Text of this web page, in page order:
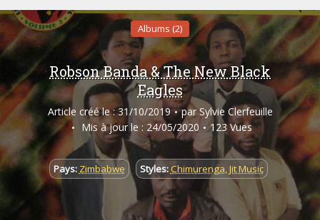
Albums (2)
Robson Banda & The New Black
Eagles
Article créé le : 31/10/2019 par Sylvie Clerfeuille
Mis à jour le : 24/05/2020
123 Vues
Pays: Zimbabwe Styles: Chimurenga,Jit Music